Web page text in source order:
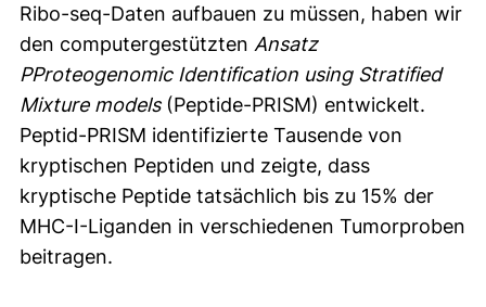
Ribo-seq-Daten aufbauen zu müssen, haben wir
den computergestützten Ansatz
PProteogenomic Identification using Stratified
Mixture models (Peptide-PRISM) entwickelt.
Peptid-PRISM identifizierte Tausende von
kryptischen Peptiden und zeigte, dass
kryptische Peptide tatsächlich bis zu 15% der
MHC-I-Liganden in verschiedenen Tumorproben
beitragen.